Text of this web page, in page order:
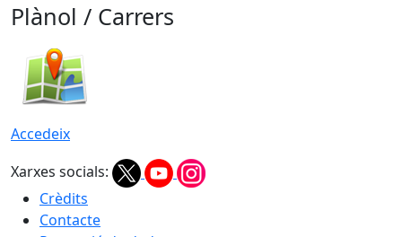
Plànol / Carrers
Accedeix
Xarxes socials:
Crèdits
Contacte